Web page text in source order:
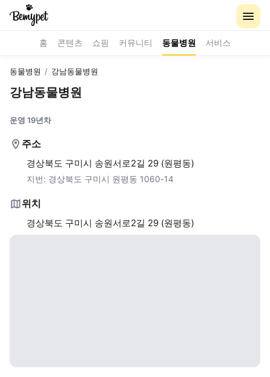
홈 콘텐츠 쇼핑 커뮤니티 동물병원 서비스
동물병원 / 강남동물병원
강남동물병원
운영 19년차
주소
경상북도 구미시 송원서로2길 29 (원평동)
지번: 경상북도 구미시 원평동 1060-14
위치
경상북도 구미시 송원서로2길 29 (원평동)